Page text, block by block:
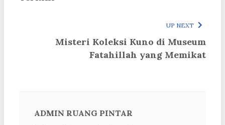
UP NEXT
Misteri Koleksi Kuno di Museum
Fatahillah yang Memikat
ADMIN RUANG PINTAR